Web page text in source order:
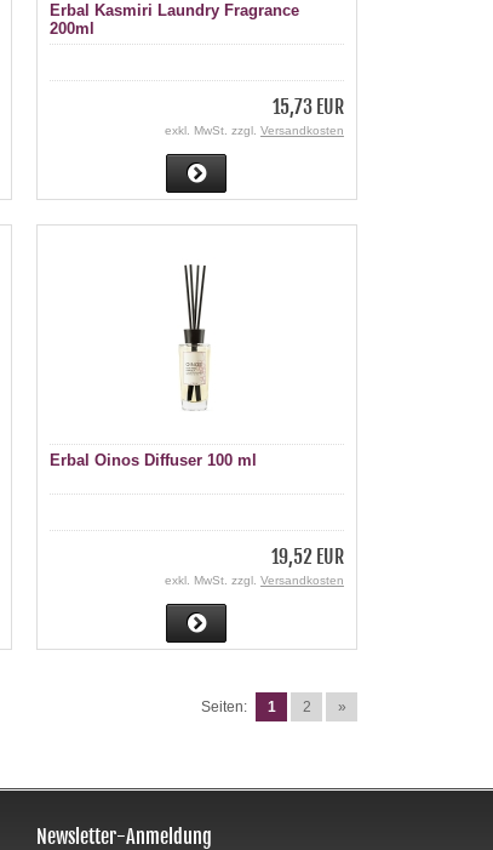
Erbal Kasmiri Laundry Fragrance
200ml
15,73 EUR
exkl. MwSt. zzgl. Versandkosten
Erbal Oinos Diffuser 100 ml
19,52 EUR
exkl. MwSt. zzgl. Versandkosten
Seiten: 1 2 »
Newsletter-Anmeldung